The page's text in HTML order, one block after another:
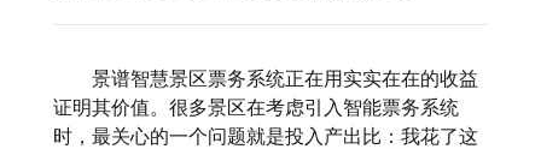
景谱智慧景区票务系统正在用实实在在的收益
证明其价值。很多景区在考虑引入智能票务系统
时，最关心的一个问题就是投入产出比：我花了这